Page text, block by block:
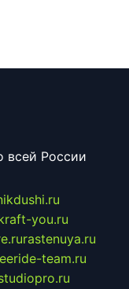
всей России
you.ru
rastenuya.ru
team.ru